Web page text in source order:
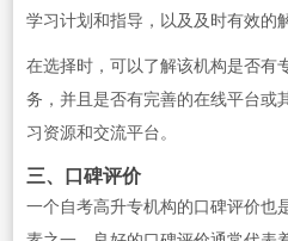
学习计划和指导，以及及时有效的
在选择时，可以了解该机构是否有
务，并且是否有完善的在线平台或
习资源和交流平台。
三、口碑评价
一个自考高升专机构的口碑评价也